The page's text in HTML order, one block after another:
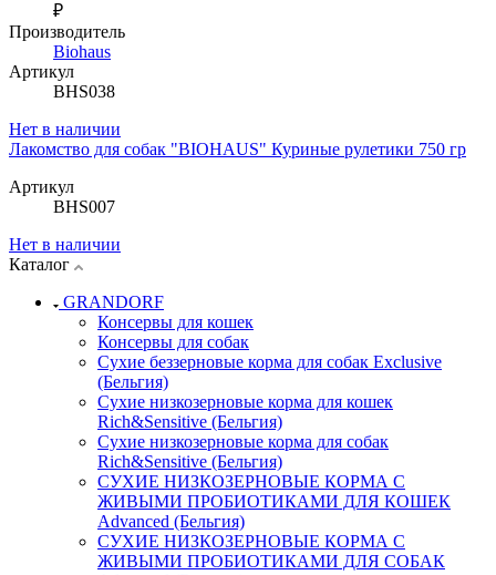
₽
Производитель
Biohaus
Артикул
BHS038
Нет в наличии
Лакомство для собак "BIOHAUS" Куриные рулетики 750 гр
Артикул
BHS007
Нет в наличии
Каталог
GRANDORF
Консервы для кошек
Консервы для собак
Сухие беззерновые корма для собак Exclusive
(Бельгия)
Сухие низкозерновые корма для кошек
Rich&Sensitive (Бельгия)
Сухие низкозерновые корма для собак
Rich&Sensitive (Бельгия)
СУХИЕ НИЗКОЗЕРНОВЫЕ КОРМА С
ЖИВЫМИ ПРОБИОТИКАМИ ДЛЯ КОШЕК
Advanced (Бельгия)
СУХИЕ НИЗКОЗЕРНОВЫЕ КОРМА С
ЖИВЫМИ ПРОБИОТИКАМИ ДЛЯ СОБАК